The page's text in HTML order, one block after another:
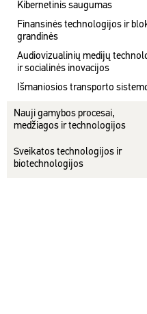
Kibernetinis saugumas
Finansinės technologijos ir
grandinės
Audiovizualinių medijų
ir socialinės inovacijos
Išmaniosios transporto
Nauji gamybos procesai,
medžiagos ir technologijos
Sveikatos technologijos ir
biotechnologijos